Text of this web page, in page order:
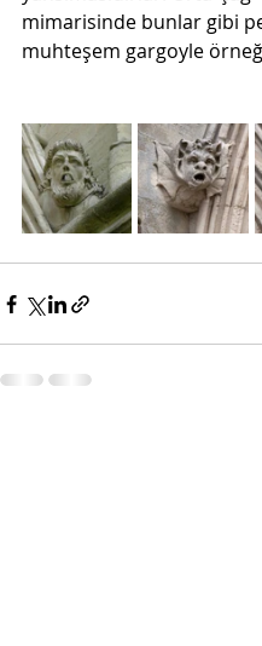
mimarisinde bunlar gibi
muhteşem gargoyle